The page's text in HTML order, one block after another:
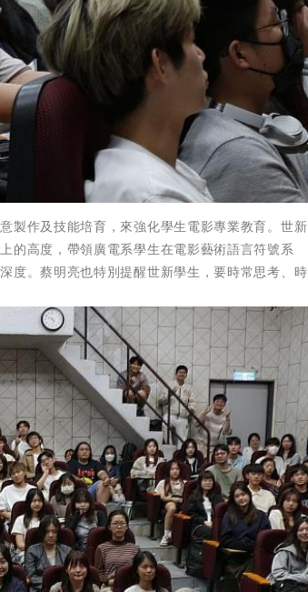
製作及技能培育，來強化學生電影專業教育。世新
的高度，帶領廣電系學生在電影藝術語言符號系
度。蔡明亮也特別提醒世新學生，要時常思考、時